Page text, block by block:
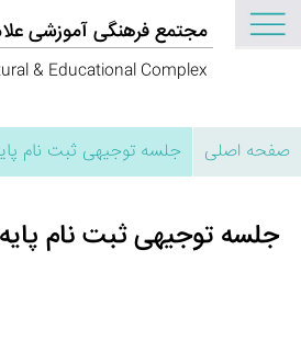
مجتمع فرهنگی آموزشی
& Educational Complex
صفحه اصلی جلسه توجیهی ثبت‌ نام
جلسه توجیهی ثبت‌ نام